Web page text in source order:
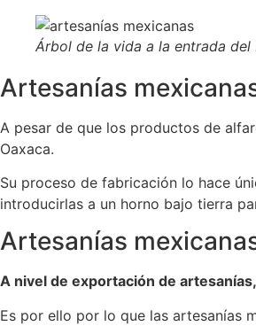
Árbol de la vida a la entrada del
Artesanías
A pesar de que los productos de
Oaxaca.
Su proceso de fabricación lo hace
introducirlas a un horno bajo tierra
Artesanías
A nivel de exportación de
Es por ello por lo que las artesanías